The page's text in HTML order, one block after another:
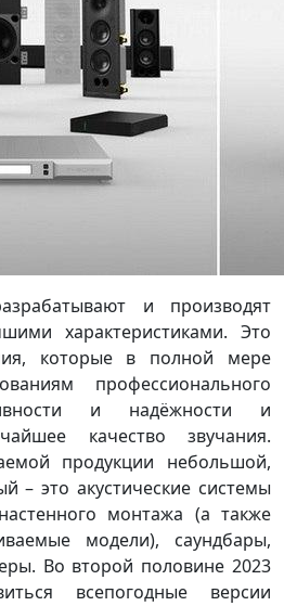
и производят
характеристиками. Это
которые в полной мере
профессионального
и надёжности и
качество звучания.
продукции небольшой,
– это акустические системы
монтажа (а также
модели), саундбары,
Во второй половине 2023
всепогодные версии